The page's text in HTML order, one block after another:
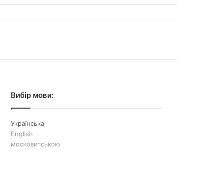
Вибір мови:
Українська
English
московитською